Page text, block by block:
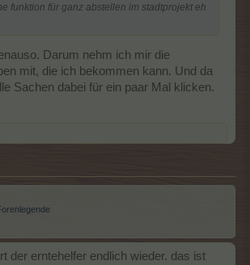
funktion für ganz abstellen im stadtprojekt eh
Darum nehm ich mir die
mit, die ich bekommen kann. Und da
Sachen dabei für ein paar Mal klicken.
der erntehelfer endlich wieder. das ist